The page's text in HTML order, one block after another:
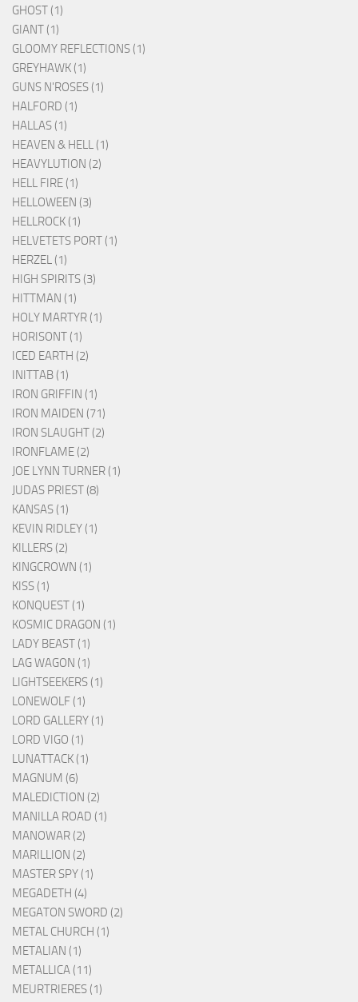
GHOST (1)
GIANT (1)
GLOOMY REFLECTIONS (1)
GREYHAWK (1)
GUNS N'ROSES (1)
HALFORD (1)
HALLAS (1)
HEAVEN & HELL (1)
HEAVYLUTION (2)
HELL FIRE (1)
HELLOWEEN (3)
HELLROCK (1)
HELVETETS PORT (1)
HERZEL (1)
HIGH SPIRITS (3)
HITTMAN (1)
HOLY MARTYR (1)
HORISONT (1)
ICED EARTH (2)
INITTAB (1)
IRON GRIFFIN (1)
IRON MAIDEN (71)
IRON SLAUGHT (2)
IRONFLAME (2)
JOE LYNN TURNER (1)
JUDAS PRIEST (8)
KANSAS (1)
KEVIN RIDLEY (1)
KILLERS (2)
KINGCROWN (1)
KISS (1)
KONQUEST (1)
KOSMIC DRAGON (1)
LADY BEAST (1)
LAG WAGON (1)
LIGHTSEEKERS (1)
LONEWOLF (1)
LORD GALLERY (1)
LORD VIGO (1)
LUNATTACK (1)
MAGNUM (6)
MALEDICTION (2)
MANILLA ROAD (1)
MANOWAR (2)
MARILLION (2)
MASTER SPY (1)
MEGADETH (4)
MEGATON SWORD (2)
METAL CHURCH (1)
METALIAN (1)
METALLICA (11)
MEURTRIERES (1)